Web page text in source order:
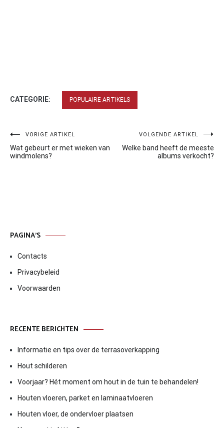
CATEGORIE: POPULAIRE ARTIKELS
Bericht
navigatie
VORIGE ARTIKEL
Wat gebeurt er met wieken van
windmolens?
VOLGENDE ARTIKEL
Welke band heeft de meeste
albums verkocht?
PAGINA’S
Contacts
Privacybeleid
Voorwaarden
RECENTE BERICHTEN
Informatie en tips over de terrasoverkapping
Hout schilderen
Voorjaar? Hét moment om hout in de tuin te behandelen!
Houten vloeren, parket en laminaatvloeren
Houten vloer, de ondervloer plaatsen